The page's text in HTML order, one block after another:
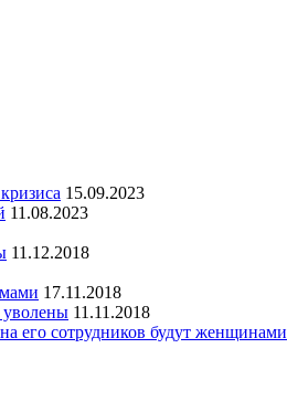
15.09.2023
11.08.2023
11.12.2018
17.11.2018
уволены 11.11.2018
его сотрудников будут женщинами